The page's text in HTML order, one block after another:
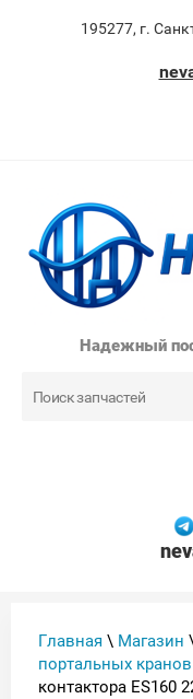
195277, г.
Надежный
Главная \ Магазин
портальных кранов
контактора ES160